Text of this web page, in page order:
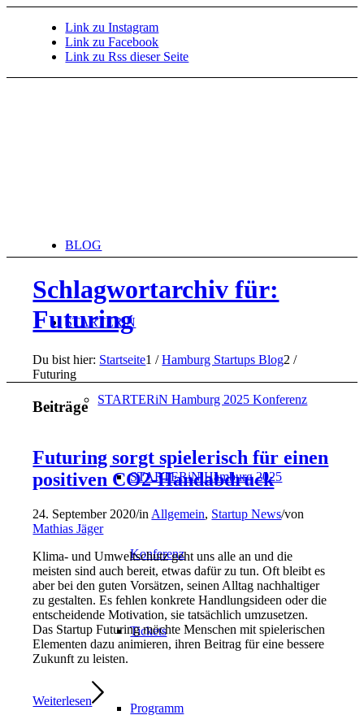
Link zu Instagram
Link zu Facebook
Link zu Rss dieser Seite
BLOG
STARTERiN
STARTERiN Hamburg 2025 Konferenz
STARTERiN Hamburg 2025
Konferenz
Tickets
Programm
Schlagwortarchiv für:
Futuring
Du bist hier: Startseite1 / Hamburg Startups Blog2 /
Futuring
Beiträge
Futuring sorgt spielerisch für einen
positiven CO2-Handabdruck
24. September 2020/in Allgemein, Startup News/von
Mathias Jäger
Klima- und Umweltschutz geht uns alle an und die
meisten sind auch bereit, etwas dafür zu tun. Oft bleibt es
aber bei den guten Vorsätzen, seinen Alltag nachhaltiger
zu gestalten. Es fehlen konkrete Handlungsideen oder die
entscheidende Motivation, sie tatsächlich umzusetzen.
Das Startup Futuring möchte Menschen mit spielerischen
Elementen dazu animieren, ihren Beitrag für eine bessere
Zukunft zu leisten.
Weiterlesen